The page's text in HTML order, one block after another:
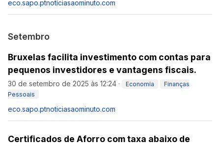
eco.sapo.ptnoticiasaominuto.com
Setembro
Bruxelas facilita investimento com contas para
pequenos investidores e vantagens fiscais.
30 de setembro de 2025 às 12:24 · Economia
Finanças
Pessoais
eco.sapo.ptnoticiasaominuto.com
Certificados de Aforro com taxa abaixo de